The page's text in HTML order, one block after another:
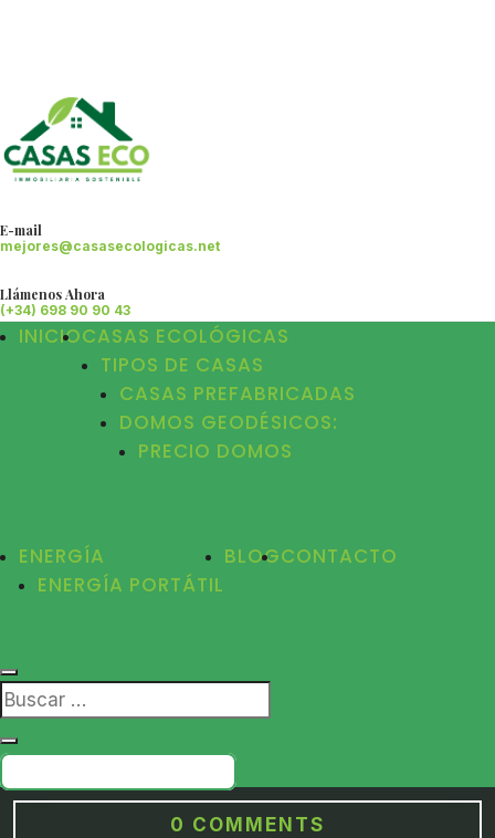
E-mail
mejores@casasecologicas.net
Llámenos Ahora
(+34) 698 90 90 43
INICIOCASAS ECOLÓGICAS
TIPOS DE CASAS
CASAS PREFABRICADAS
DOMOS GEODÉSICOS:
PRECIO DOMOS
ENERGÍA
ENERGÍA PORTÁTIL
BLOGCONTACTO
0 COMMENTS